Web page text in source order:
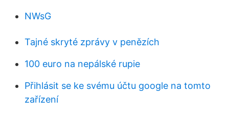
NWsG
Tajné skryté zprávy v penězích
100 euro na nepálské rupie
Přihlásit se ke svému účtu google na tomto
zařízení